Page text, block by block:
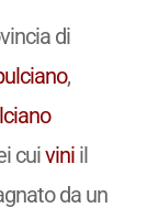
di
,
cuiviniil
da un